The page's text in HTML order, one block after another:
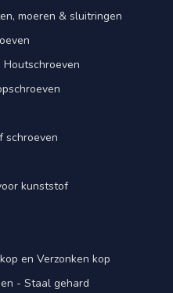
moeren & sluitringen
schroeven
kunststof
en Verzonken kop
- Staal gehard